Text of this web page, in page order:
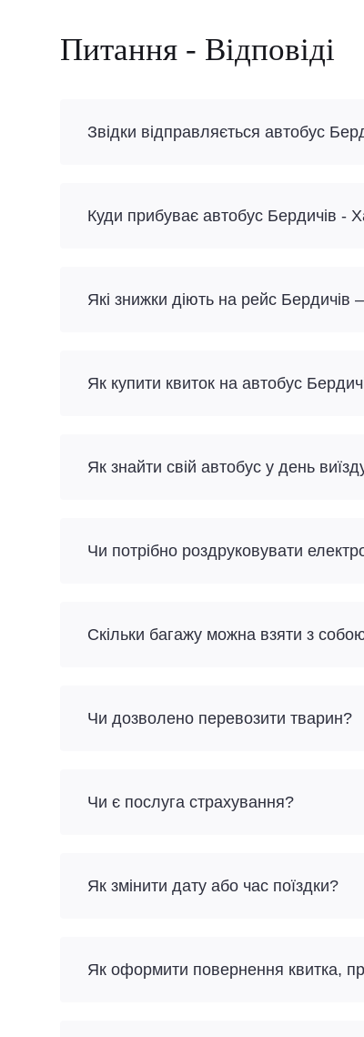
Питання - Відповіді
Звідки відправляється автобус
Куди прибуває автобус Бердичів -
Які знижки діють на рейс Бердичів
Як купити квиток на автобус
Як знайти свій автобус у день
Чи потрібно роздруковувати
Скільки багажу можна взяти з
Чи дозволено перевозити тварин?
Чи є послуга страхування?
Як змінити дату або час поїздки?
Як оформити повернення квитка,